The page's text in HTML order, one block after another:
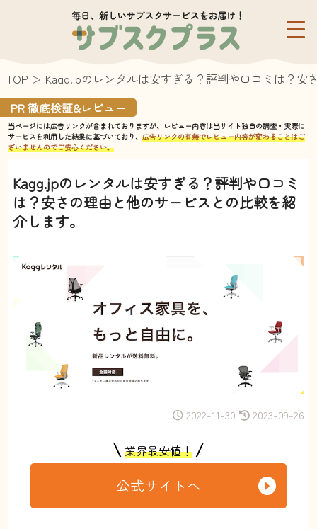
TOP
Kagg.jpのレンタルは安すぎる？評判や口コミは？
PR 徹底検証&レビュー
当ページには広告リンクが含まれておりますが、レビュー内容は当サイト独自の調査・実際に
サービスを利用した結果に基づいており、広告リンクの有無でレビュー内容が変わることはご
ざいませんのでご安心ください。
Kagg.jpのレンタルは安すぎる？評判や口コミ
は？安さの理由と他のサービスとの比較を紹
介します。
2022-11-30 2023-09-26
業界最安値！
公式サイトへ